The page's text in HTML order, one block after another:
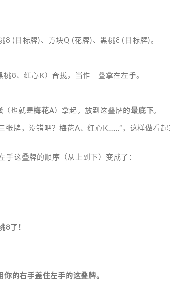
8 (目标牌)、方块Q (花牌)、黑桃8 (目标牌)。
8、红心K）合拢，当作一叠拿在左手。
（也就是梅花A）拿起，放到这叠牌的最底下。
张牌，没错吧？梅花A、红心K……”，这样做看
手这叠牌的顺序（从上到下）变成了：
8了！
的右手盖住左手的这叠牌。